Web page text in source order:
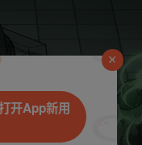
开App新用
阅读
前往